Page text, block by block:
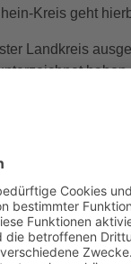
Kreis geht
Landkreis
Neuss,
im
Regionen.“
Kreisdirektor Dirk
ehemaligen
den